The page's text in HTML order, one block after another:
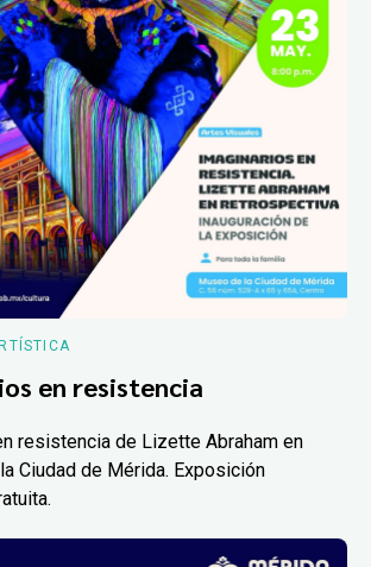
en resistencia
resistencia de Lizette Abraham en
Ciudad de Mérida. Exposición